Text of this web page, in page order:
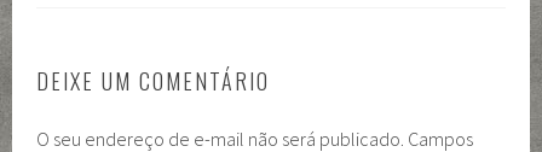
DEIXE UM COMENTÁRIO
O seu endereço de e-mail não será publicado. Campos